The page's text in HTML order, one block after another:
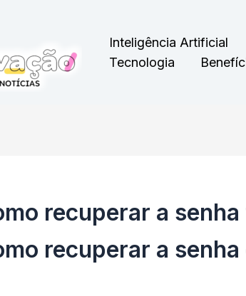
Inteligência Artificial
Tecnologia
recuperar a
recuperar a